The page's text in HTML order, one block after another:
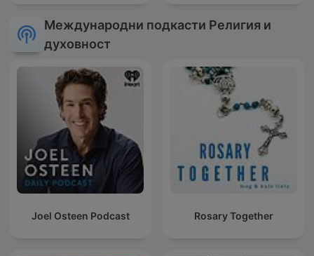
Международни подкасти Религия и
духовност
Joel Osteen Podcast Rosary Together